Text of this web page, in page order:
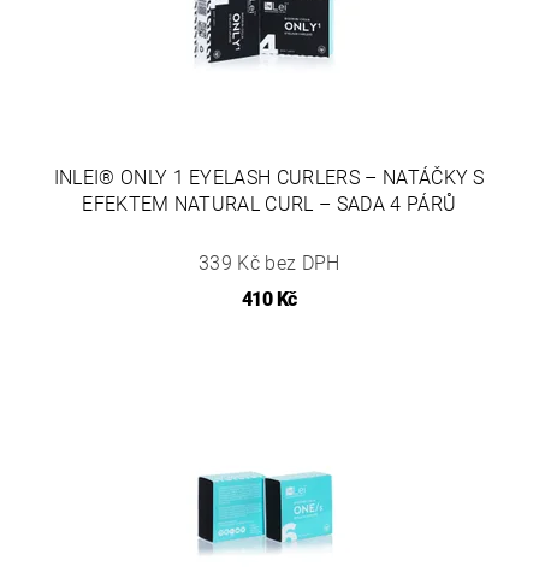
INLEI® ONLY 1 EYELASH CURLERS – NATÁČKY S
EFEKTEM NATURAL CURL – SADA 4 PÁRŮ
339 Kč bez DPH
410 Kč